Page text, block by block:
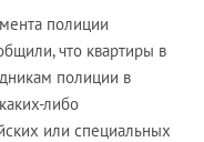
полиции
что квартиры в
полиции в
либо
или специальных